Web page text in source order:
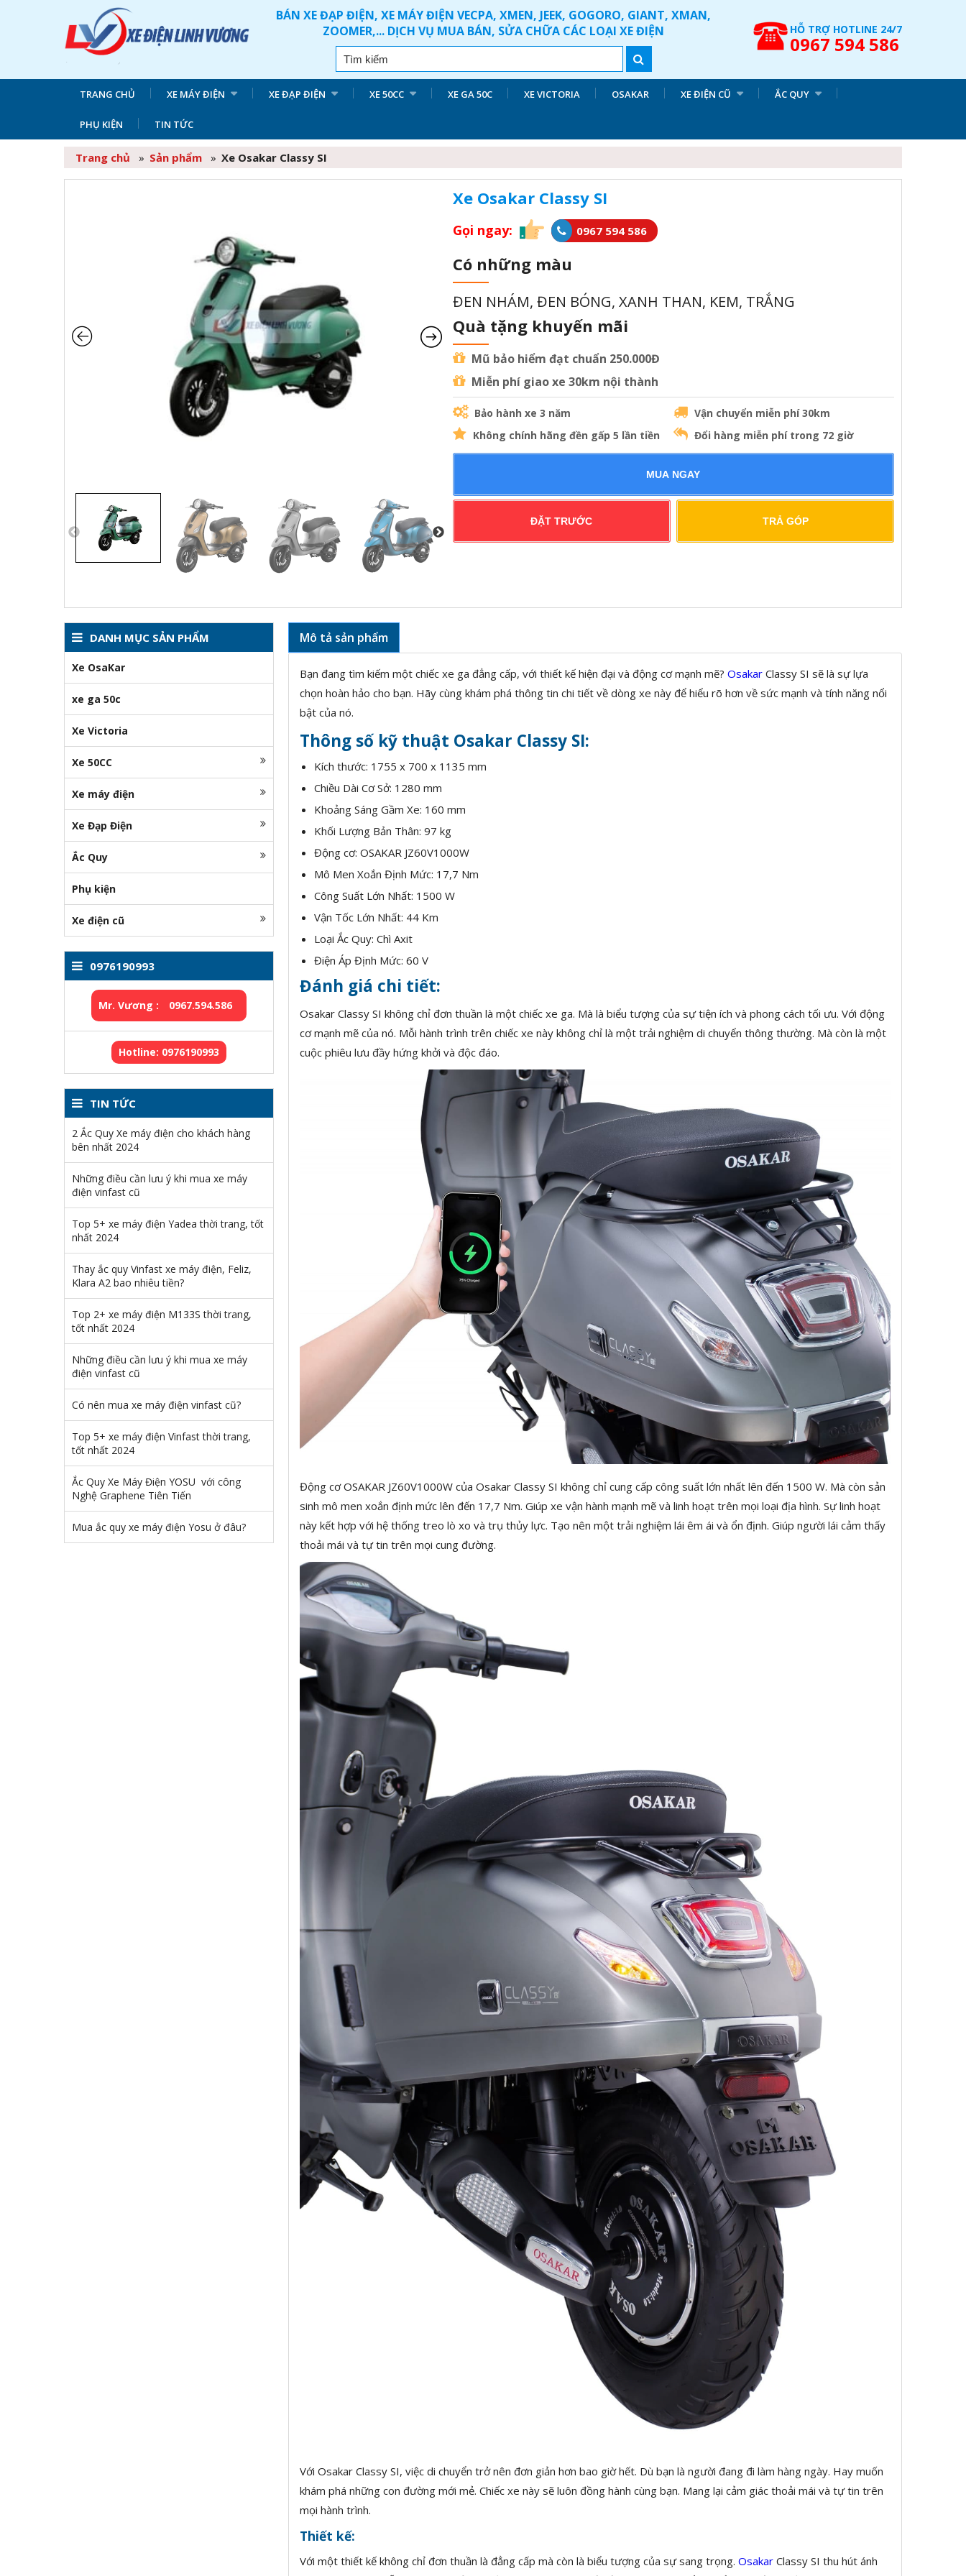
BÁN XE ĐẠP ĐIỆN, XE MÁY ĐIỆN VECPA, XMEN, JEEK, GOGORO, GIANT, XMAN,
ZOOMER,... DỊCH VỤ MUA BÁN, SỬA CHỮA CÁC LOẠI XE ĐIỆN
HỖ TRỢ HOTLINE 24/7
0967 594 586
TRANG CHỦ XE MÁY ĐIỆN XE ĐẠP ĐIỆN XE 50CC XE GA 50C XE VICTORIA OSAKAR XE ĐIỆN CŨ ẮC QUY
PHỤ KIỆN TIN TỨC
Trang chủ » Sản phẩm » Xe Osakar Classy SI
Xe Osakar Classy SI
Gọi ngay: 0967 594 586
Có những màu
ĐEN NHÁM, ĐEN BÓNG, XANH THAN, KEM, TRẮNG
Quà tặng khuyến mãi
Mũ bảo hiểm đạt chuẩn 250.000Đ
Miễn phí giao xe 30km nội thành
Bảo hành xe 3 năm
Vận chuyển miễn phí 30km
Không chính hãng đền gấp 5 lần tiền
Đổi hàng miễn phí trong 72 giờ
MUA NGAY
ĐẶT TRƯỚC TRẢ GÓP
Mô tả sản phẩm
Bạn đang tìm kiếm một chiếc xe ga đẳng cấp, với thiết kế hiện đại và động cơ mạnh mẽ? OsakarClassy SI sẽ là sự lựa
chọn hoàn hảo cho bạn. Hãy cùng khám phá thông tin chi tiết về dòng xe này để hiểu rõ hơn về sức mạnh và tính năng nổi
bật của nó.
Thông số kỹ thuật Osakar Classy SI:
Kích thước: 1755 x 700 x 1135 mm
Chiều Dài Cơ Sở: 1280 mm
Khoảng Sáng Gầm Xe: 160 mm
Khối Lượng Bản Thân: 97 kg
Động cơ: OSAKAR JZ60V1000W
Mô Men Xoắn Định Mức: 17,7 Nm
Công Suất Lớn Nhất: 1500 W
Vận Tốc Lớn Nhất: 44 Km
Loại Ắc Quy: Chì Axit
Điện Áp Định Mức: 60 V
Đánh giá chi tiết:
Osakar Classy SI không chỉ đơn thuần là một chiếc xe ga. Mà là biểu tượng của sự tiện ích và phong cách tối ưu. Với động
cơ mạnh mẽ của nó. Mỗi hành trình trên chiếc xe này không chỉ là một trải nghiệm di chuyển thông thường. Mà còn là một
cuộc phiêu lưu đầy hứng khởi và độc đáo.
Động cơ OSAKAR JZ60V1000W của Osakar Classy SI không chỉ cung cấp công suất lớn nhất lên đến 1500 W. Mà còn sản
sinh mô men xoắn định mức lên đến 17,7 Nm. Giúp xe vận hành mạnh mẽ và linh hoạt trên mọi loại địa hình. Sự linh hoạt
này kết hợp với hệ thống treo lò xo và trụ thủy lực. Tạo nên một trải nghiệm lái êm ái và ổn định. Giúp người lái cảm thấy
thoải mái và tự tin trên mọi cung đường.
Với Osakar Classy SI, việc di chuyển trở nên đơn giản hơn bao giờ hết. Dù bạn là người đang đi làm hàng ngày. Hay muốn
khám phá những con đường mới mẻ. Chiếc xe này sẽ luôn đồng hành cùng bạn. Mang lại cảm giác thoải mái và tự tin trên
mọi hành trình.
Thiết kế:
Với một thiết kế không chỉ đơn thuần là đẳng cấp mà còn là biểu tượng của sự sang trọng. OsakarClassy SI thu hút ánh
DANH MỤC SẢN PHẨM
Xe OsaKar
xe ga 50c
Xe Victoria
Xe 50CC
Xe máy điện
Xe Đạp Điện
Ắc Quy
Phụ kiện
Xe điện cũ
0976190993
Mr. Vương : 0967.594.586
Hotline: 0976190993
TIN TỨC
2 Ắc Quy Xe máy điện cho khách hàng
bên nhất 2024
Những điều cần lưu ý khi mua xe máy
điện vinfast cũ
Top 5+ xe máy điện Yadea thời trang, tốt
nhất 2024
Thay ắc quy Vinfast xe máy điện, Feliz,
Klara A2 bao nhiêu tiền?
Top 2+ xe máy điện M133S thời trang,
tốt nhất 2024
Những điều cần lưu ý khi mua xe máy
điện vinfast cũ
Có nên mua xe máy điện vinfast cũ?
Top 5+ xe máy điện Vinfast thời trang,
tốt nhất 2024
Ắc Quy Xe Máy Điện YOSU với công
Nghệ Graphene Tiên Tiến
Mua ắc quy xe máy điện Yosu ở đâu?